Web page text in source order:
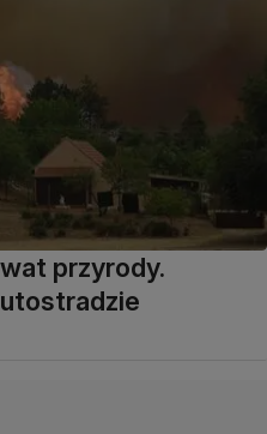
przyrody.